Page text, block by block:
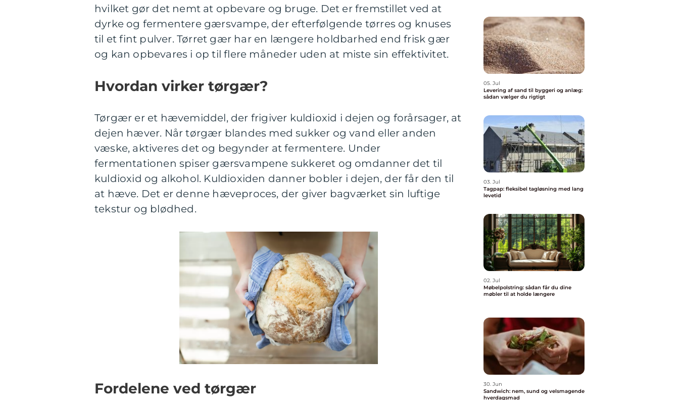
hvilket gør det nemt at opbevare og bruge. Det er fremstillet ved at
dyrke og fermentere gærsvampe, der efterfølgende tørres og knuses
til et fint pulver. Tørret gær har en længere holdbarhed end frisk gær
og kan opbevares i op til flere måneder uden at miste sin effektivitet.
Hvordan virker tørgær?
Tørgær er et hævemiddel, der frigiver kuldioxid i dejen og forårsager, at
dejen hæver. Når tørgær blandes med sukker og vand eller anden
væske, aktiveres det og begynder at fermentere. Under
fermentationen spiser gærsvampene sukkeret og omdanner det til
kuldioxid og alkohol. Kuldioxiden danner bobler i dejen, der får den til
at hæve. Det er denne hæveproces, der giver bagværket sin luftige
tekstur og blødhed.
Fordelene ved tørgær
05. Jul
Levering af sand til byggeri og anlæg:
sådan vælger du rigtigt
03. Jul
Tagpap: fleksibel tagløsning med lang
levetid
02. Jul
Møbelpolstring: sådan får du dine
møbler til at holde længere
30. Jun
Sandwich: nem, sund og velsmagende
hverdagsmad